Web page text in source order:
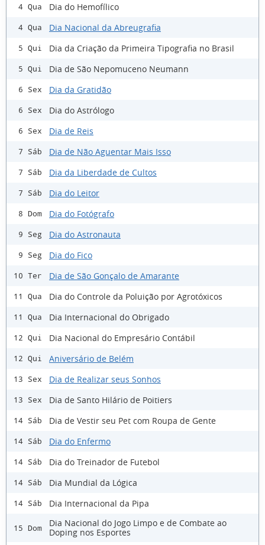
4 Qua Dia do Hemofílico
4 Qua Dia Nacional da Abreugrafia
5 Qui Dia da Criação da Primeira Tipografia no Brasil
5 Qui Dia de São Nepomuceno Neumann
6 Sex Dia da Gratidão
6 Sex Dia do Astrólogo
6 Sex Dia de Reis
7 Sáb Dia de Não Aguentar Mais Isso
7 Sáb Dia da Liberdade de Cultos
7 Sáb Dia do Leitor
8 Dom Dia do Fotógrafo
9 Seg Dia do Astronauta
9 Seg Dia do Fico
10 Ter Dia de São Gonçalo de Amarante
11 Qua Dia do Controle da Poluição por Agrotóxicos
11 Qua Dia Internacional do Obrigado
12 Qui Dia Nacional do Empresário Contábil
12 Qui Aniversário de Belém
13 Sex Dia de Realizar seus Sonhos
13 Sex Dia de Santo Hilário de Poitiers
14 Sáb Dia de Vestir seu Pet com Roupa de Gente
14 Sáb Dia do Enfermo
14 Sáb Dia do Treinador de Futebol
14 Sáb Dia Mundial da Lógica
14 Sáb Dia Internacional da Pipa
15 Dom
Dia Nacional do Jogo Limpo e de Combate ao
Doping nos Esportes